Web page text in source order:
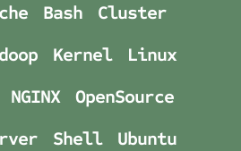
Bash
Cluster
Kernel
Linux
NGINX
OpenSource
Shell
Ubuntu